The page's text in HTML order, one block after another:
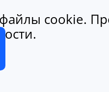
cookie.